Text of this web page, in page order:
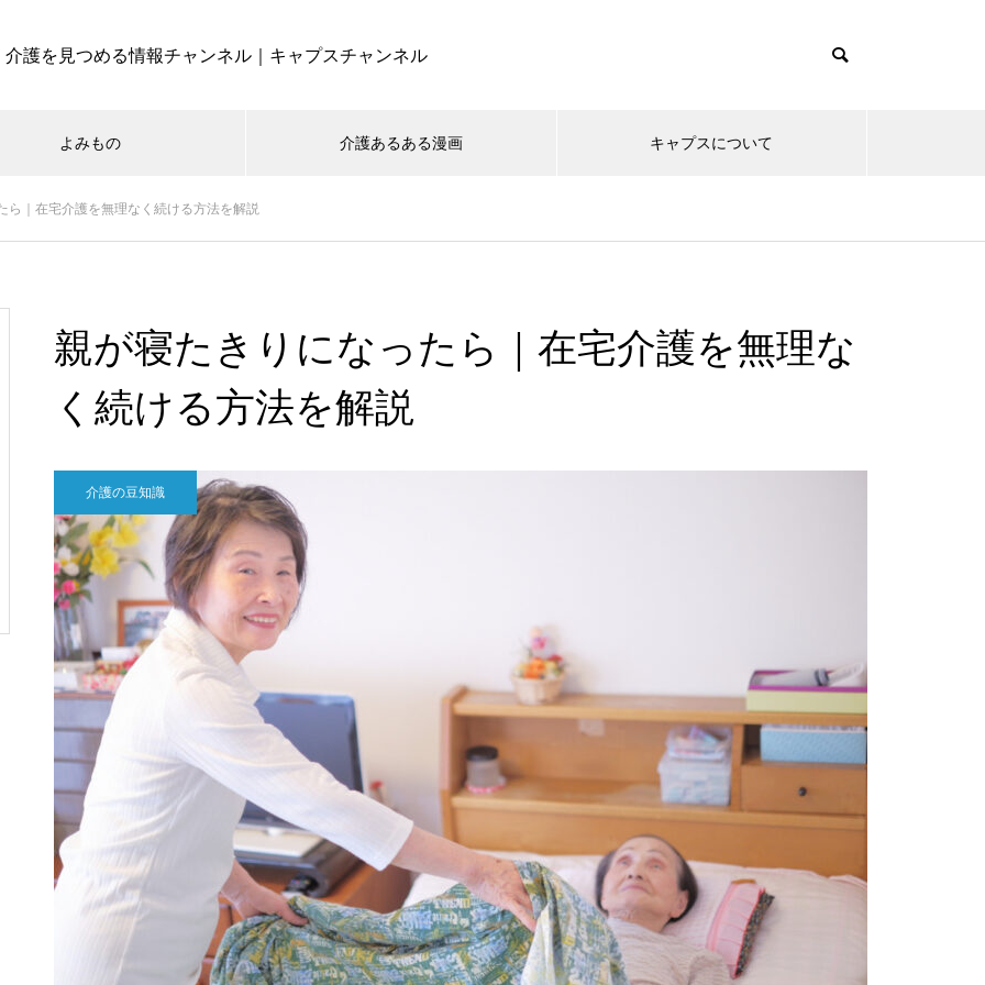
介護を見つめる情報チャンネル｜キャプスチャンネル
よみもの 介護あるある漫画 キャプスについて
ら｜在宅介護を無理なく続ける方法を解説
親が寝たきりになったら｜在宅介護を無理な
く続ける方法を解説
介護の豆知識